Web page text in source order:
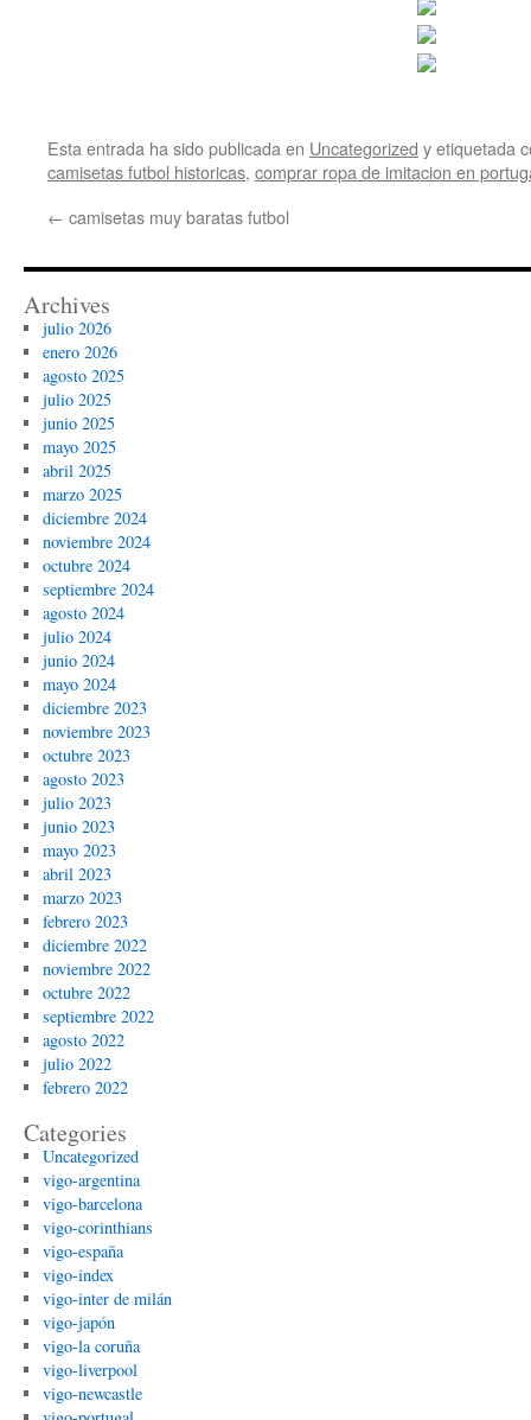
Esta entrada ha sido publicada en Uncategorized y etiquetada
camisetas futbol historicas, comprar ropa de imitacion en
← camisetas muy baratas futbol
Archives
julio 2026
enero 2026
agosto 2025
julio 2025
junio 2025
mayo 2025
abril 2025
marzo 2025
diciembre 2024
noviembre 2024
octubre 2024
septiembre 2024
agosto 2024
julio 2024
junio 2024
mayo 2024
diciembre 2023
noviembre 2023
octubre 2023
agosto 2023
julio 2023
junio 2023
mayo 2023
abril 2023
marzo 2023
febrero 2023
diciembre 2022
noviembre 2022
octubre 2022
septiembre 2022
agosto 2022
julio 2022
febrero 2022
Categories
Uncategorized
vigo-argentina
vigo-barcelona
vigo-corinthians
vigo-españa
vigo-index
vigo-inter de milán
vigo-japón
vigo-la coruña
vigo-liverpool
vigo-newcastle